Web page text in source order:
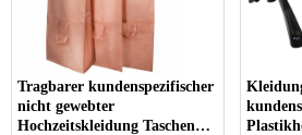
Tragbarer kundenspezifischer
nicht gewebter
Hochzeitskleidung Taschen